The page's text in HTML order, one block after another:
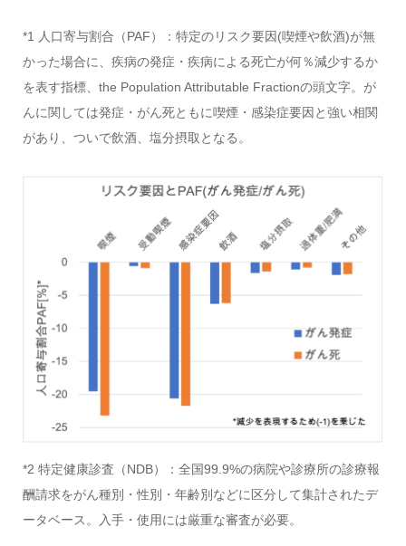
*1 人口寄与割合（PAF）：特定のリスク要因(喫煙や飲酒)が無
かった場合に、疾病の発症・疾病による死亡が何％減少するか
を表す指標、the Population Attributable Fractionの頭文字。が
んに関しては発症・がん死ともに喫煙・感染症要因と強い相関
があり、ついで飲酒、塩分摂取となる。
*2 特定健康診査（NDB）：全国99.9%の病院や診療所の診療報
酬請求をがん種別・性別・年齢別などに区分して集計されたデ
ータベース。入手・使用には厳重な審査が必要。